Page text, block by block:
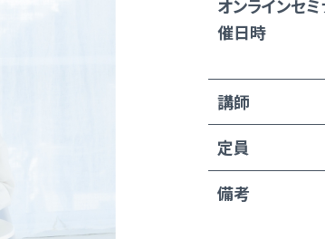
オンラインセ
催日時
講師
定員
備考